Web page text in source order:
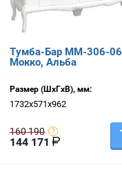
Тумба-Бар ММ-306-06
Мокко, Альба
Размер (ШхГхВ), мм:
1732х571х962
160 190
144 171